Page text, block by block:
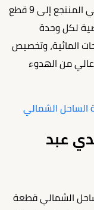
قسمت شركة قرية ماركس الساحل الشمالي المنتجع إلى 9 قطع
لكل وحدة
المائية، وتخصيص
عالي من الهدوء
الساحل الشمالي
عبد
الشمالي قطعة